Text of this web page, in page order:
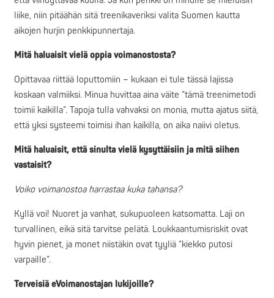
liike, niin pitäähän sitä treenikaveriksi valita Suomen kautta
aikojen hurjin penkkipunnertaja.
Mitä haluaisit vielä oppia voimanostosta?
Opittavaa riittää loputtomiin – kukaan ei tule tässä lajissa
koskaan valmiiksi. Minua huvittaa aina väite ”tämä treenimetodi
toimii kaikilla”. Tapoja tulla vahvaksi on monia, mutta ajatus siitä,
että yksi systeemi toimisi ihan kaikilla, on aika naiivi oletus.
Mitä haluaisit, että sinulta vielä kysyttäisiin ja mitä siihen
vastaisit?
Voiko voimanostoa harrastaa kuka tahansa?
Kyllä voi! Nuoret ja vanhat, sukupuoleen katsomatta. Laji on
turvallinen, eikä sitä tarvitse pelätä. Loukkaantumisriskit ovat
hyvin pienet, ja monet niistäkin ovat tyyliä ”kiekko putosi
varpaille”.
Terveisiä eVoimanostajan lukijoille?